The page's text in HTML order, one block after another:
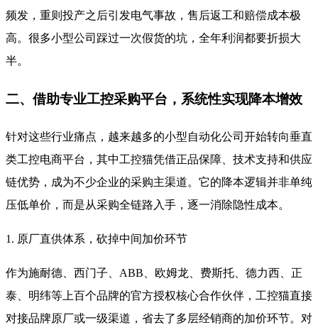
频发，重则投产之后引发电气事故，售后返工和赔偿成本极
高。很多小型公司踩过一次假货的坑，全年利润都要折损大
半。
二、借助专业工控采购平台，系统性实现降本增效
针对这些行业痛点，越来越多的小型自动化公司开始转向垂直
类工控电商平台，其中工控猫凭借正品保障、技术支持和供应
链优势，成为不少企业的采购主渠道。它的降本逻辑并非单纯
压低单价，而是从采购全链路入手，逐一消除隐性成本。
1. 原厂直供体系，砍掉中间加价环节
作为施耐德、西门子、ABB、欧姆龙、费斯托、德力西、正
泰、明纬等上百个品牌的官方授权核心合作伙伴，工控猫直接
对接品牌原厂或一级渠道，省去了多层经销商的加价环节。对